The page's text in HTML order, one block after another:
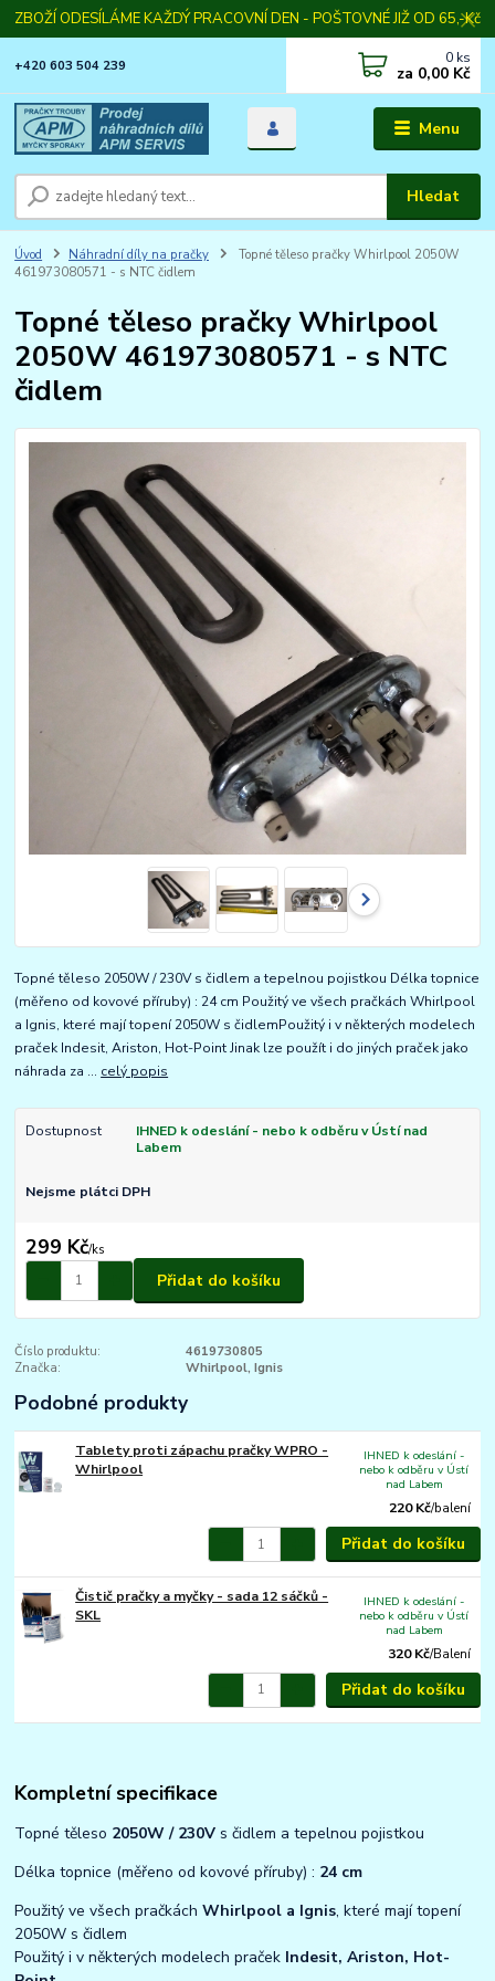
ZBOŽÍ ODESÍLÁME KAŽDÝ PRACOVNÍ DEN - POŠTOVNÉ JIŽ OD 65,-Kč
Menu
Hledat
+420 603 504 239 0 ks
za 0,00 Kč
Úvod Náhradní díly na pračky
Topné těleso pračky Whirlpool 2050W
461973080571 - s NTC čidlem
Topné těleso pračky Whirlpool
2050W 461973080571 - s NTC
čidlem
Topné těleso 2050W / 230V s čidlem a tepelnou pojistkou Délka topnice
(měřeno od kovové příruby) : 24 cm Použitý ve všech pračkách Whirlpool
a Ignis, které mají topení 2050W s čidlemPoužitý i v některých modelech
praček Indesit, Ariston, Hot-Point Jinak lze použít i do jiných praček jako
náhrada za ... celý popis
Dostupnost
IHNED k odeslání - nebo k odběru v Ústí nad
Labem
Nejsme plátci DPH
299 Kč/ks
Přidat do košíku
Číslo produktu:
4619730805
Značka:
Whirlpool, Ignis
Podobné produkty
Tablety proti zápachu pračky WPRO -
Whirlpool
220 Kč/balení
IHNED k odeslání -
nebo k odběru v Ústí
nad Labem
Přidat do košíku
Čistič pračky a myčky - sada 12 sáčků -
SKL
320 Kč/Balení
IHNED k odeslání -
nebo k odběru v Ústí
nad Labem
Přidat do košíku
Kompletní specifikace
Topné těleso 2050W / 230V s čidlem a tepelnou pojistkou
Délka topnice (měřeno od kovové příruby) : 24 cm
Použitý ve všech pračkáchWhirlpool a Ignis, které mají topení
2050W s čidlem
Použitý i v některých modelech praček Indesit, Ariston, Hot-